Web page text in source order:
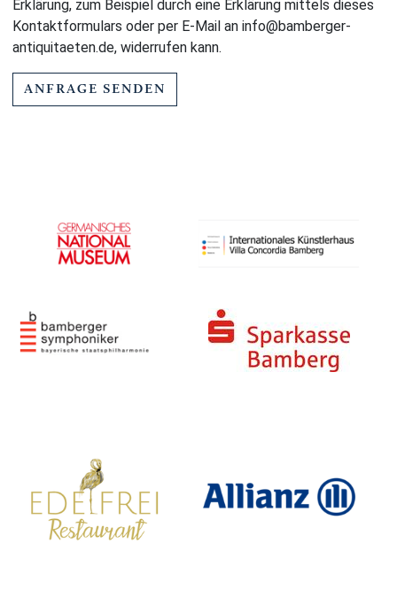
Erklärung, zum Beispiel durch eine Erklärung mittels dieses
Kontaktformulars oder per E-Mail an info@bamberger-
antiquitaeten.de, widerrufen kann.
ANFRAGE SENDEN